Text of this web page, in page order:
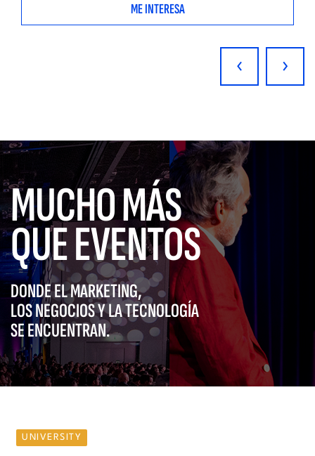
ME INTERESA
‹ ›
MUCHO MÁS
QUE EVENTOS
DONDE EL MARKETING,
LOS NEGOCIOS Y LA TECNOLOGÍA
SE ENCUENTRAN.
UNIVERSITY